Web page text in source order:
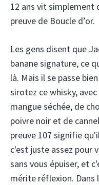
12 ans vit simplement
preuve de Boucle d’or.
Les gens disent que
banane signature, ce
là. Mais il se passe
sirotez ce whisky,
mangue séchée, de
poivre noir et de
preuve 107 signifie
c'est juste assez pour
sans vous épuiser, et
mérite réflexion. Dans